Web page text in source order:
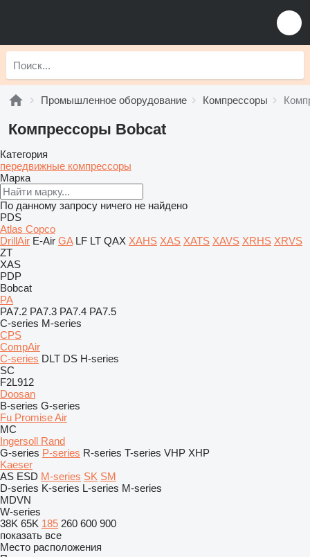
Промышленное оборудование Компрессоры
Компрессоры Bobcat
Категория
передвижные компрессоры
Марка
По данному запросу ничего не найдено
PDS
Atlas Copco
DrillAir E-Air GA LF LT QAX XAHS XAS XATS XAVS XRHS XRVS
ZT
XAS
PDP
Bobcat
PA
PA7.2 PA7.3 PA7.4 PA7.5
C-series M-series
CPS
CompAir
C-series DLT DS H-series
SC
F2L912
Doosan
B-series G-series
Fu Promise Air
MC
Ingersoll Rand
G-series P-series R-series T-series VHP XHP
Kaeser
AS ESD M-series SK SM
D-series K-series L-series M-series
MDVN
W-series
38K 65K 185 260 600 900
показать все
Место расположения